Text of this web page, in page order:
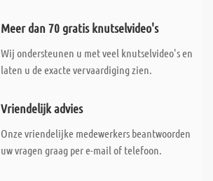
Meer dan 70 gratis knutselvideo's
Wij ondersteunen u met veel knutselvideo's en
laten u de exacte vervaardiging zien.
Vriendelijk advies
Onze vriendelijke medewerkers beantwoorden
uw vragen graag per e-mail of telefoon.